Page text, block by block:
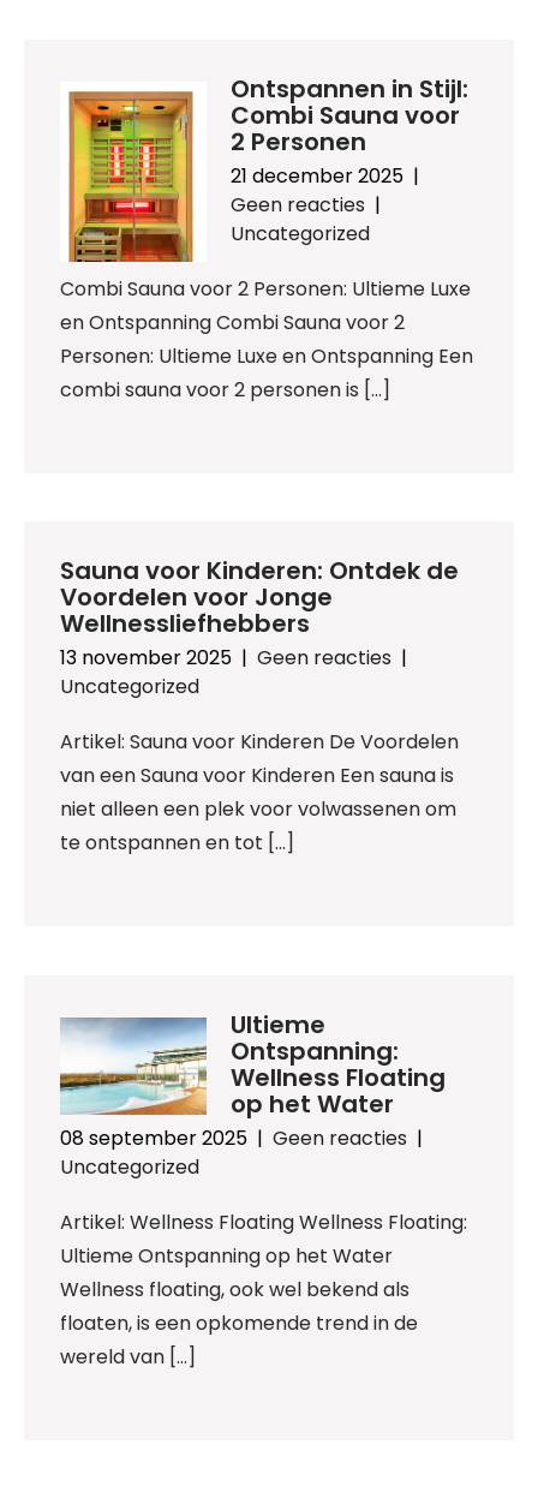
Ontspannen in Stijl:
Combi Sauna voor
2 Personen
21 december 2025 |
Geen reacties |
Uncategorized
Combi Sauna voor 2 Personen: Ultieme Luxe
en Ontspanning Combi Sauna voor 2
Personen: Ultieme Luxe en Ontspanning Een
combi sauna voor 2 personen is […]
Sauna voor Kinderen: Ontdek de
Voordelen voor Jonge
Wellnessliefhebbers
13 november 2025 | Geen reacties |
Uncategorized
Artikel: Sauna voor Kinderen De Voordelen
van een Sauna voor Kinderen Een sauna is
niet alleen een plek voor volwassenen om
te ontspannen en tot […]
Ultieme
Ontspanning:
Wellness Floating
op het Water
08 september 2025 | Geen reacties |
Uncategorized
Artikel: Wellness Floating Wellness Floating:
Ultieme Ontspanning op het Water
Wellness floating, ook wel bekend als
floaten, is een opkomende trend in de
wereld van […]